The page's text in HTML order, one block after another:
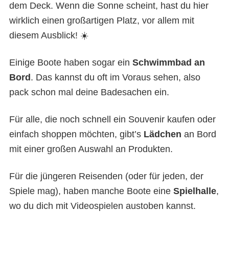
dem Deck. Wenn die Sonne scheint, hast du hier
wirklich einen großartigen Platz, vor allem mit
diesem Ausblick! ☀️
Einige Boote haben sogar ein Schwimmbad an
Bord . Das kannst du oft im Voraus sehen, also
pack schon mal deine Badesachen ein.
Für alle, die noch schnell ein Souvenir kaufen oder
einfach shoppen möchten, gibt’s Lädchen an Bord
mit einer großen Auswahl an Produkten.
Für die jüngeren Reisenden (oder für jeden, der
Spiele mag), haben manche Boote eine Spielhalle,
wo du dich mit Videospielen austoben kannst.